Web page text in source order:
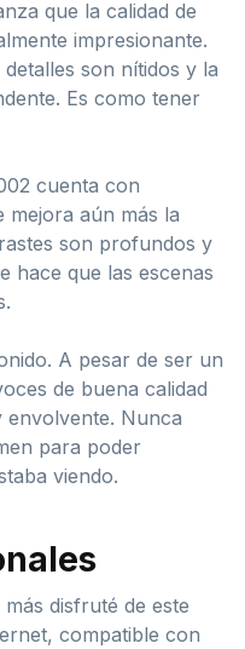
que la calidad de
impresionante.
son nítidos y la
Es como tener
cuenta con
mejora aún más la
son profundos y
hace que las escenas
A pesar de ser un
de buena calidad
Nunca
para poder
viendo.
disfruté de este
compatible con